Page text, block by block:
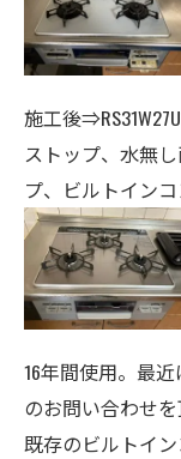
施工後
ストップ、水無
プ、ビルトイン
16年間使用。最
のお問い合わせ
既存のビルトイン